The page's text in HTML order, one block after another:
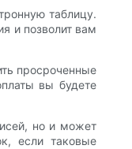
таблицу.
и позволит вам
просроченные
вы будете
но и может
если таковые